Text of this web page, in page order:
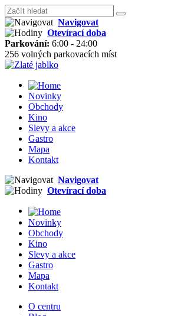
Navigovat
Otevírací doba
Parkování: 6:00 - 24:00
256 volných parkovacích míst
Novinky
Obchody
Kino
Slevy a akce
Gastro
Mapa
Kontakt
Navigovat
Otevírací doba
Novinky
Obchody
Kino
Slevy a akce
Gastro
Mapa
Kontakt
O centru